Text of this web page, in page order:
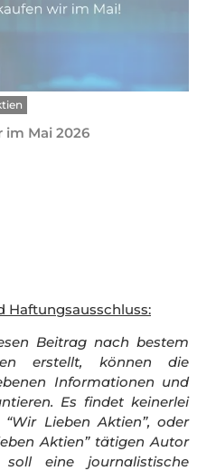
im Mai 2026
Haftungsausschluss:
Beitrag nach bestem
erstellt, können die
Informationen und
Es findet keinerlei
Lieben Aktien”, oder
Aktien” tätigen Autor
eine journalistische